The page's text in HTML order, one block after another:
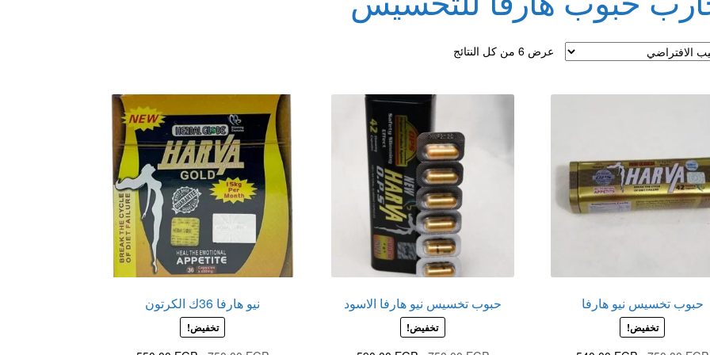
عرض ⁦6⁩ من كل النتائج
حبوب تخسيس نيو هارفا
تخفيض!
حبوب تخسيس نيو هارفا الاسود
تخفيض!
نيو هارفا 36ك الكرتون
تخفيض!